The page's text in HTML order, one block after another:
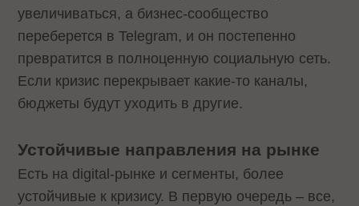
увеличиваться, а бизнес-сообщество
переберется в Telegram, и он постепенно
превратится в полноценную социальную сеть.
Если кризис перекрывает какие-то каналы,
бюджеты будут уходить в другие.
Устойчивые направления на рынке
Есть на digital-рынке и сегменты, более
устойчивые к кризису. В первую очередь – все,